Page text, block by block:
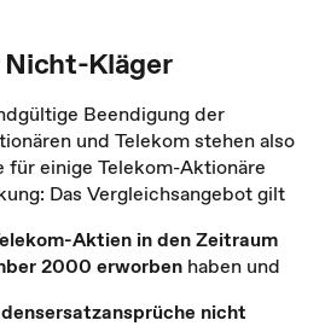
Kläger
Beendigung der
und Telekom stehen also
einige Telekom-Aktionäre
Das Vergleichsangebot gilt
Aktien in den Zeitraum
2000 erworben haben und
nicht